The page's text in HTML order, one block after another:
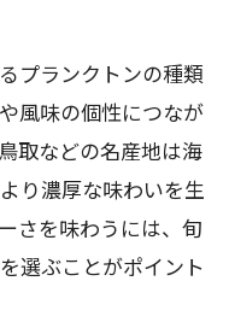
プランクトンの種類
風味の個性につなが
取などの名産地は海
り濃厚な味わいを生
さを味わうには、旬
選ぶことがポイント